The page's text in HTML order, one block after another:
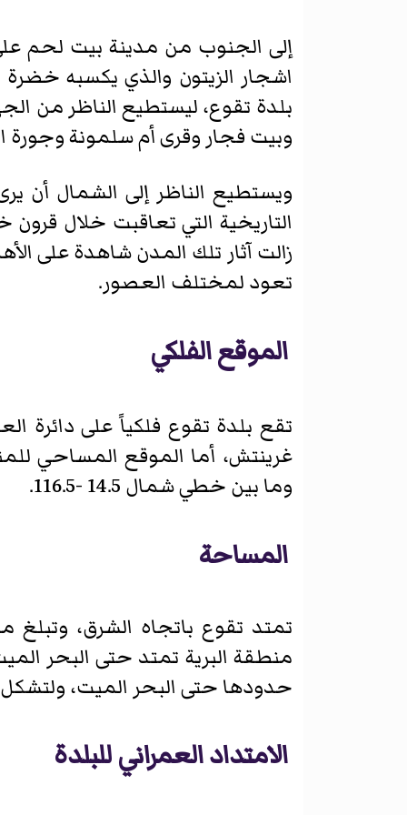
اشجار الزيتون والذي يكسبه خضرة
بلدة تقوع، ليستطيع الناظر من
وبيت فجار وقرى أم سلمونة وجورة
ويستطيع الناظر إلى الشمال أن
التاريخية التي تعاقبت خلال قرون
زالت آثار تلك المدن شاهدة على
تعود لمختلف العصور.
الموقع الفلكي
وما بين خطي شمال 14.5 -116.5.
المساحة
حدودها حتى البحر الميت،
الامتداد العمراني للبلدة